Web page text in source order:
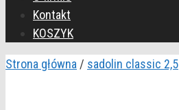
Kontakt
KOSZYK
Strona główna / sadolin classic 2,5